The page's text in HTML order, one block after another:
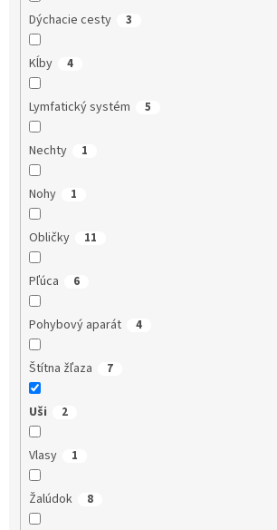
Dýchacie cesty 3
Kĺby 4
Lymfatický systém 5
Nechty 1
Nohy 1
Obličky 11
Pľúca 6
Pohybový aparát 4
Štítna žľaza 7
Uši 2
Vlasy 1
Žalúdok 8